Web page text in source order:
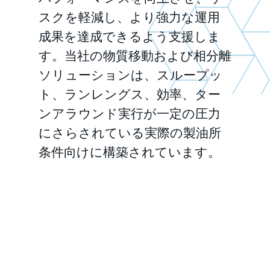
スクを軽減し、より強力な運用
成果を達成できるよう支援しま
す。当社の物質移動および相分離
ソリューションは、スループッ
ト、ランレングス、効率、ター
ンアラウンド実行が一定の圧力
にさらされている実際の製油所
条件向けに構築されています。